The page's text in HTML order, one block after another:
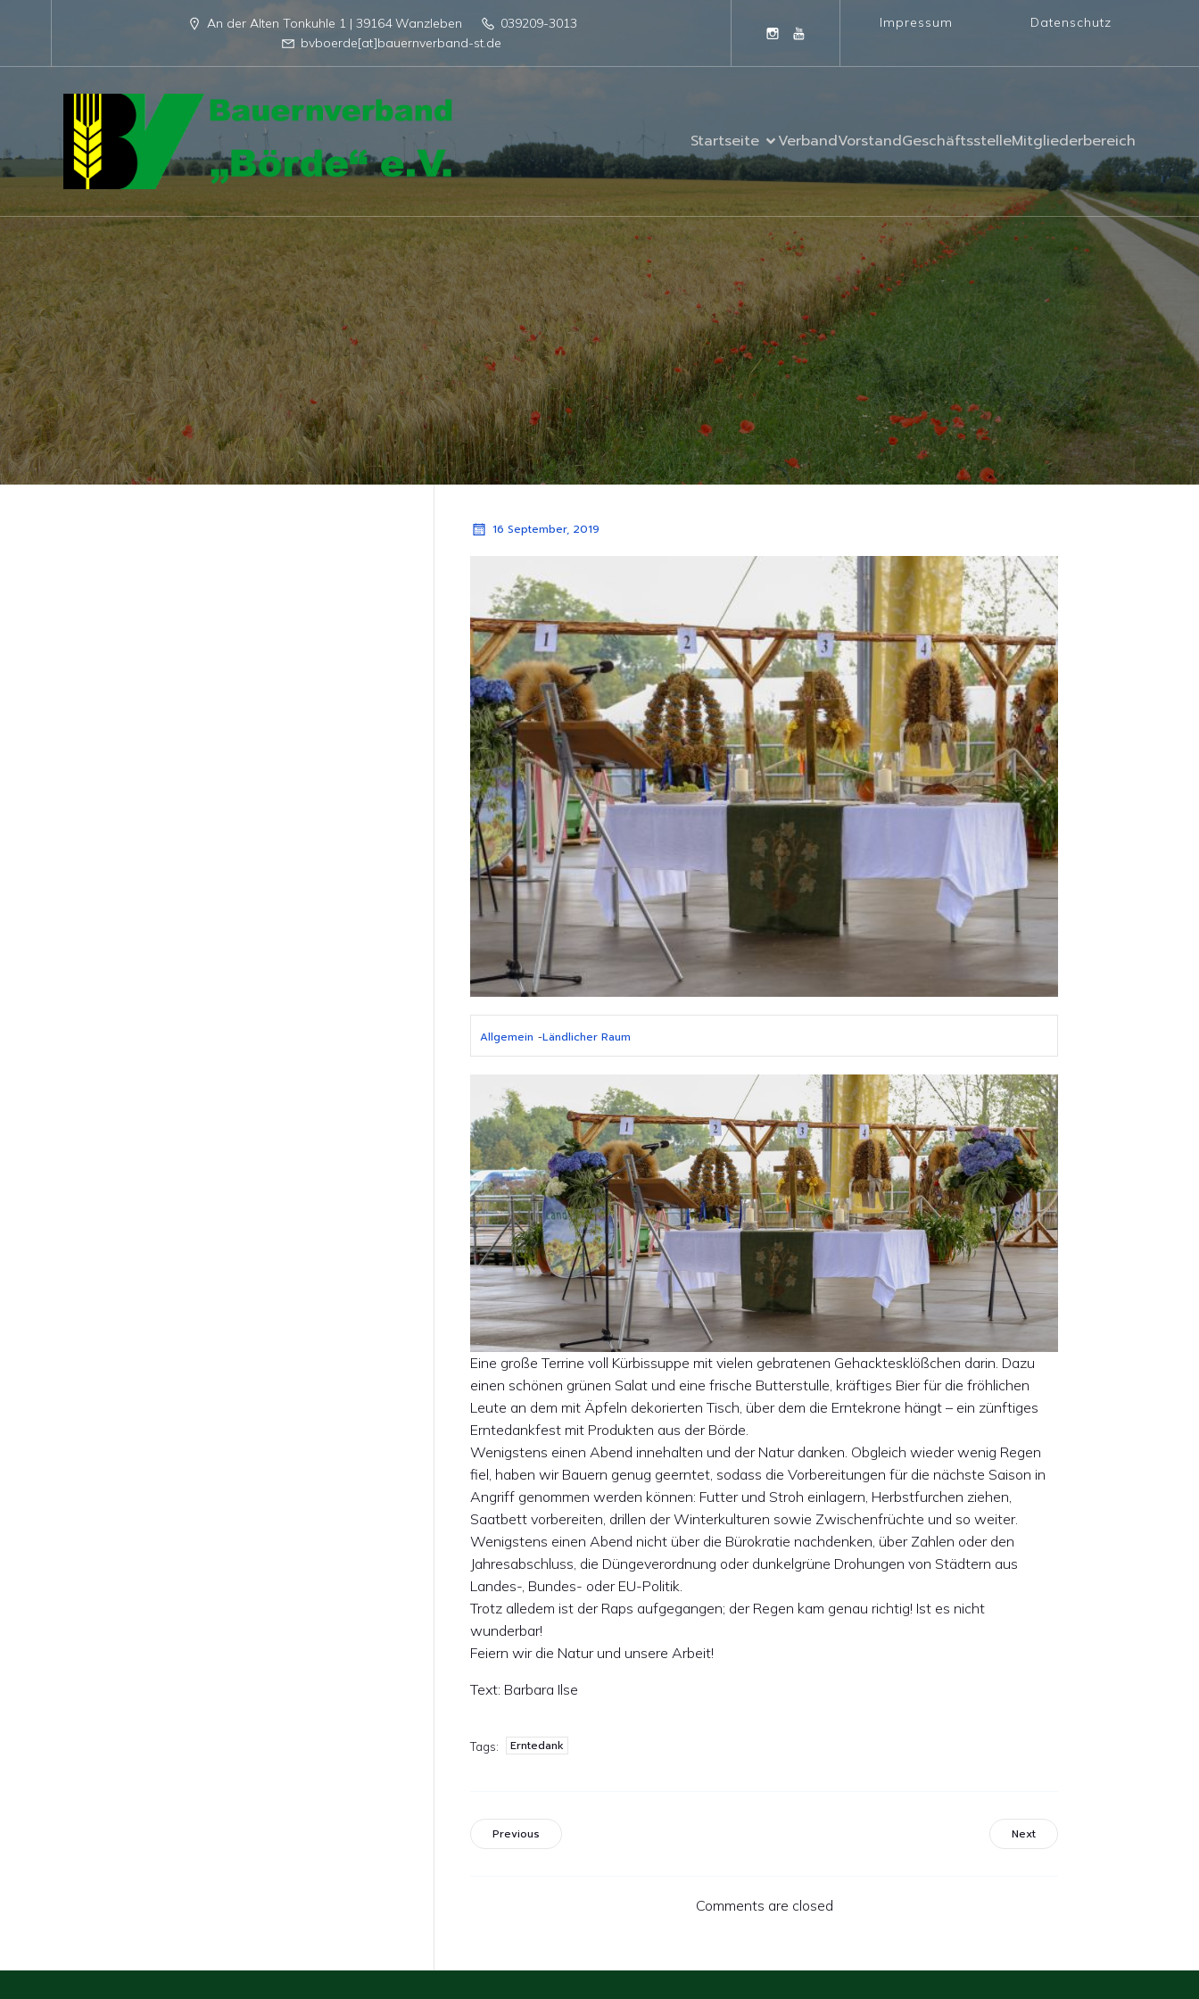
An der Alten Tonkuhle 1 | 39164 Wanzleben
039209-3013
bvboerde[at]bauernverband-st.de
Impressum Datenschutz
Startseite VerbandVorstandGeschäftsstelleMitgliederbereich
16 September, 2019
Allgemein -Ländlicher Raum
Eine große Terrine voll Kürbissuppe mit vielen gebratenen Gehacktesklößchen darin. Dazu
einen schönen grünen Salat und eine frische Butterstulle, kräftiges Bier für die fröhlichen
Leute an dem mit Äpfeln dekorierten Tisch, über dem die Erntekrone hängt – ein zünftiges
Erntedankfest mit Produkten aus der Börde.
Wenigstens einen Abend innehalten und der Natur danken. Obgleich wieder wenig Regen
fiel, haben wir Bauern genug geerntet, sodass die Vorbereitungen für die nächste Saison in
Angriff genommen werden können: Futter und Stroh einlagern, Herbstfurchen ziehen,
Saatbett vorbereiten, drillen der Winterkulturen sowie Zwischenfrüchte und so weiter.
Wenigstens einen Abend nicht über die Bürokratie nachdenken, über Zahlen oder den
Jahresabschluss, die Düngeverordnung oder dunkelgrüne Drohungen von Städtern aus
Landes-, Bundes- oder EU-Politik.
Trotz alledem ist der Raps aufgegangen; der Regen kam genau richtig! Ist es nicht
wunderbar!
Feiern wir die Natur und unsere Arbeit!
Text: Barbara Ilse
Tags: Erntedank
Previous Next
Comments are closed